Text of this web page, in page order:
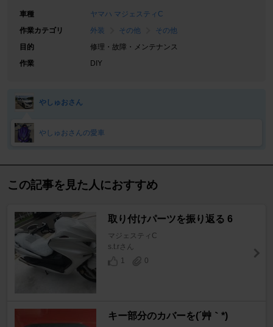
車種
ヤマハ マジェスティC
作業カテゴリ
外装 その他
その他
目的
修理・故障・メンテナンス
作業
DIY
やしゅおさん
やしゅおさんの愛車
この記事を見た人におすすめ
取り付けパーツを振り返る 6
マジェスティC
s.t.rさん
1
0
キー部分のカバーを(´艸｀*)